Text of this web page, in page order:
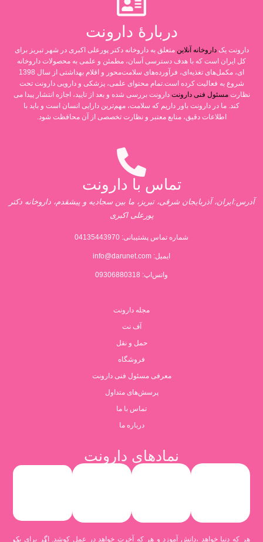
دربارۀ دارونت
دارونت یکداروخانه آنلاین متعلق به داروخانه دکتر پورعلی اکبری در شهر تبریز برای
کل ایران است که با هدف دسترسی آسان، مطمئن و علمی به محصولات داروخانه
ای، مکمل‌های تغذیه‌ای، فرآورده‌های سلامت‌محور و اقلام بهداشتی از سال 1398
شروع به فعالیت کرده است.تمام محتوای علمی، پزشکی و دارویی دارونت تحت
نظارتمسئول فنی دارونت دارونت بررسی شده و بعد از تایید، اجازه انتشار پیدا می
کند. ما در دارونت باور داریم که سلامت، مهم‌ترین دارایی انسان است و باید با
اطلاعات دقیق، منابع معتبر و نظارت تخصصی از آن محافظت شود.
تماس با دارونت
آدرس:ایران، آذربایجان شرقی، تبریز، ما بین سجادیه و پیشقدم، داروخانه دکتر
پورعلی اکبری
شماره تماس پشتیبانی: 04135443970
ایمیل: info@darunet.com
واتس‌اپ: 09306880318
مجله دارونت
آف نت
حمل و نقل
فروشگاه
معرفی مسئول فنی دارونت
پرسش‌های متداول
تماس با ما
درباره ما
نمادهای دارونت
هر که دنیا خواهد ،دانش آموزد و هر که آخرت خواهد در عمل کوشد. اگر برای یک